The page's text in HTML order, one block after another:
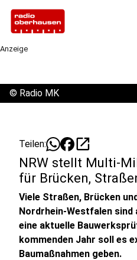
Anzeige
© Radio MK
Teilen: open_in_new
NRW stellt Multi-
für Brücken,
Viele Straßen, Brücken
Nordrhein-Westfalen
eine aktuelle
kommenden Jahr soll es
Baumaßnahmen geben.